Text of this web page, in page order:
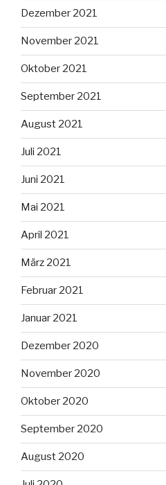
Dezember 2021
November 2021
Oktober 2021
September 2021
August 2021
Juli 2021
Juni 2021
Mai 2021
April 2021
März 2021
Februar 2021
Januar 2021
Dezember 2020
November 2020
Oktober 2020
September 2020
August 2020